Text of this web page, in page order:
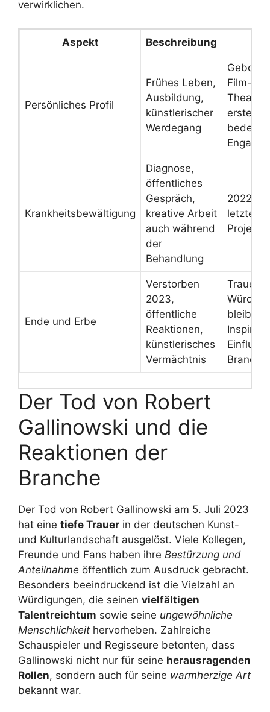
verwirklichen.
Aspekt Beschreibung
Persönliches Profil
Frühes Leben,
Ausbildung,
künstlerischer
Werdegang
Film-
erste
Krankheitsbewältigung
Diagnose,
öffentliches
Gespräch,
kreative Arbeit
auch während
der
Behandlung
2022,
letzte
Ende und Erbe
Verstorben
2023,
öffentliche
Reaktionen,
künstlerisches
Vermächtnis
Trauer,
Einfluss
Branche
Der Tod von Robert
Gallinowski und die
Reaktionen der
Branche
Der Tod von Robert Gallinowski am 5. Juli 2023
hat eine tiefe Trauer in der deutschen Kunst-
und Kulturlandschaft ausgelöst. Viele Kollegen,
Freunde und Fans haben ihre Bestürzung und
Anteilnahme öffentlich zum Ausdruck gebracht.
Besonders beeindruckend ist die Vielzahl an
Würdigungen, die seinen vielfältigen
Talentreichtum sowie seine ungewöhnliche
Menschlichkeit hervorheben. Zahlreiche
Schauspieler und Regisseure betonten, dass
Gallinowski nicht nur für seine herausragenden
Rollen, sondern auch für seine warmherzige Art
bekannt war.